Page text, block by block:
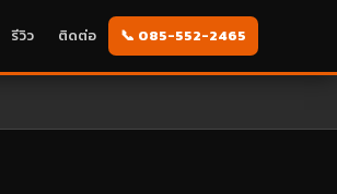
รีวิว ติดต่อ 📞 085-552-2465